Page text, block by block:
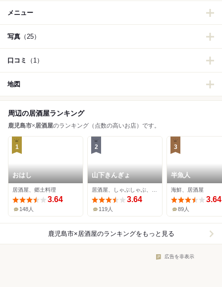
メニュー
写真 （25）
口コミ （1）
地図
周辺の居酒屋ランキング
鹿児島市×居酒屋のランキング（点数の高いお店）です。
1
おはし
居酒屋、郷土料理
3.64
148人
2
山下きんぎょ
3.64
119人
3
半魚人
海鮮、居酒屋
3.64
89人
鹿児島市×居酒屋のランキングをもっと見る
広告を非表示